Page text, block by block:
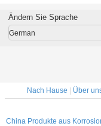
gegen
Meerwasser und
Temperaturen,
Ändern Sie Sprache
German
Nach Hause Über
China Produkte aus